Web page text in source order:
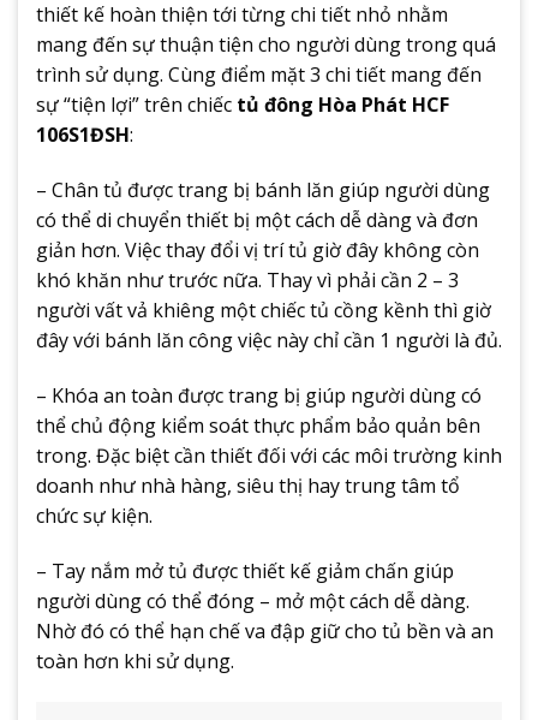
thiết kế hoàn thiện tới từng chi tiết nhỏ nhằm
mang đến sự thuận tiện cho người dùng trong quá
trình sử dụng. Cùng điểm mặt 3 chi tiết mang đến
sự “tiện lợi” trên chiếc tủ đông Hòa Phát HCF
106S1ĐSH:
– Chân tủ được trang bị bánh lăn giúp người dùng
có thể di chuyển thiết bị một cách dễ dàng và đơn
giản hơn. Việc thay đổi vị trí tủ giờ đây không còn
khó khăn như trước nữa. Thay vì phải cần 2 – 3
người vất vả khiêng một chiếc tủ cồng kềnh thì giờ
đây với bánh lăn công việc này chỉ cần 1 người là đủ.
– Khóa an toàn được trang bị giúp người dùng có
thể chủ động kiểm soát thực phẩm bảo quản bên
trong. Đặc biệt cần thiết đối với các môi trường kinh
doanh như nhà hàng, siêu thị hay trung tâm tổ
chức sự kiện.
– Tay nắm mở tủ được thiết kế giảm chấn giúp
người dùng có thể đóng – mở một cách dễ dàng.
Nhờ đó có thể hạn chế va đập giữ cho tủ bền và an
toàn hơn khi sử dụng.